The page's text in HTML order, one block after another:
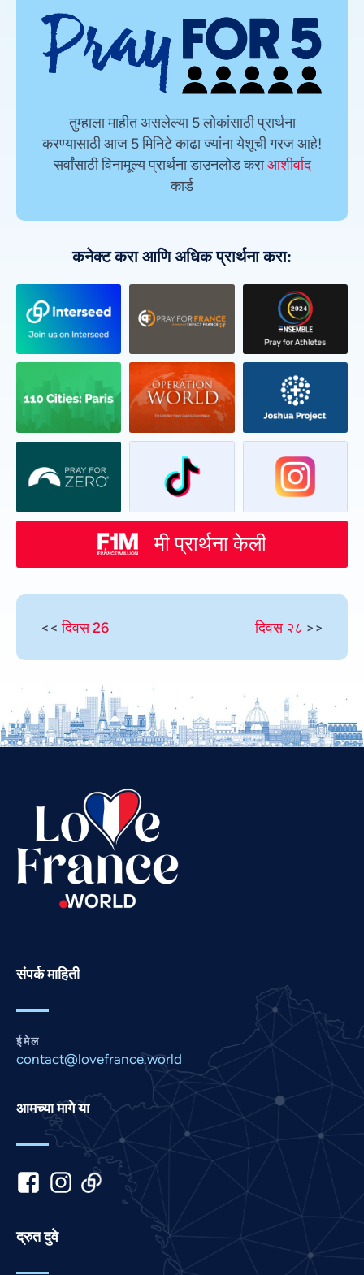
तुम्हाला माहीत असलेल्या 5 लोकांसाठी प्रार्थना
करण्यासाठी आज 5 मिनिटे काढा ज्यांना येशूची गरज आहे!
सर्वांसाठी विनामूल्य प्रार्थना डाउनलोड कराआशीर्वाद
कार्ड
कनेक्ट करा आणि अधिक प्रार्थना करा:
मी प्रार्थना केली
<<दिवस 26 दिवस २८ >>
संपर्क माहिती
ईमेल
contact@lovefrance.world
आमच्या मागे या
द्रुत दुवे
Italian
Japanese
Kannada
Korean
Malay
Nepali
Tamil
Telugu
Thai